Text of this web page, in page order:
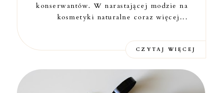
konserwantów. W narastającej modzie na
kosmetyki naturalne coraz więcej...
CZYTAJ WIĘCEJ